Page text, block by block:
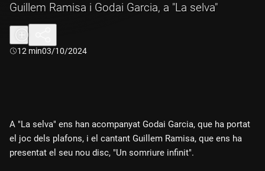
Guillem Ramisa i Godai Garcia, a "La selva"
Durada:
12 min03/10/2024
A "La selva" ens han acompanyat Godai Garcia, que ha portat
el joc dels plafons, i el cantant Guillem Ramisa, que ens ha
presentat el seu nou disc, "Un somriure infinit".